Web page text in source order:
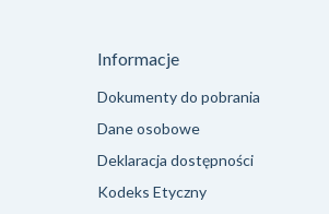
Informacje
Dokumenty do pobrania
Dane osobowe
Deklaracja dostępności
Kodeks Etyczny